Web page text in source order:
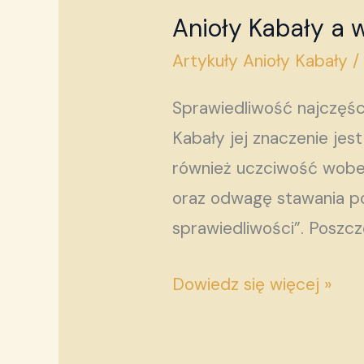
Anioły Kabały
Artykuły Anioły Kabały /
Sprawiedliwość
Kabały jej znaczenie
również uczciwość
oraz odwagę stawania
sprawiedliwości”.
Anioły
Kabały
wymiar
sprawiedliwości
Dowiedz się więcej »